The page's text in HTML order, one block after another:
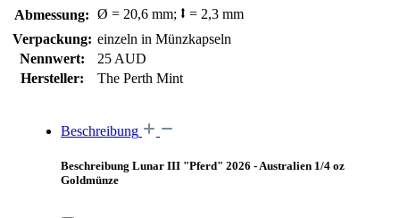
Abmessung: Ø = 20,6 mm; ⭥ = 2,3 mm
Verpackung: einzeln in Münzkapseln
Nennwert:
25 AUD
Hersteller:
The Perth Mint
Beschreibung
Beschreibung Lunar III "Pferd" 2026 - Australien 1/4 oz
Goldmünze